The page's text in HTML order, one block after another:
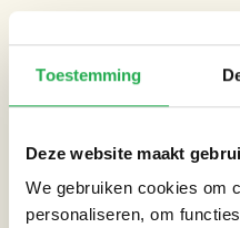
Toestemming
Deze website maakt
We gebruiken cookies om
personaliseren, om
Of je nu educatie wilt
mensen met elkaar wilt
aan.
AFGESTEMD OP
Bij elke aanvraag kijken we